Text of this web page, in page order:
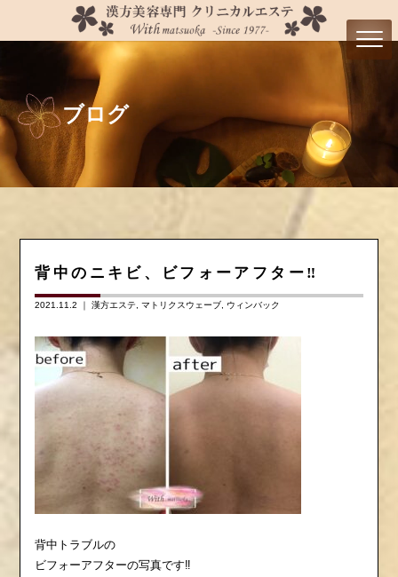
ブログ
背中のニキビ、ビフォーアフター‼️
2021.11.2 ｜漢方エステ マトリクスウェーブ ウィンバック
背中トラブルの
ビフォーアフターの写真です‼️